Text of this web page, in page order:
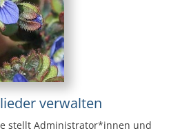
verwalten
stellt Administrator*innen und